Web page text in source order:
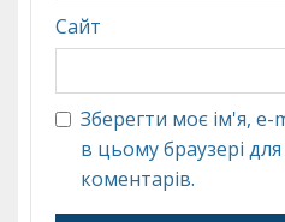
Сайт
Зберегти моє ім'я, e-
в цьому браузері
коментарів.